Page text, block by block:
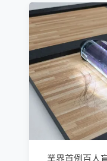
業界首例百人